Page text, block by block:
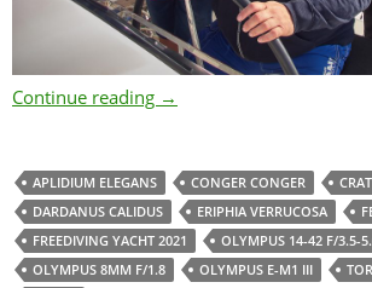
Continue reading Freediving Yacht 2021 –
→
APLIDIUM ELEGANS CONGER CONGER
DARDANUS CALIDUS
ERIPHIA VERRUCOSA
FREEDIVING YACHT 2021
OLYMPUS 14-42 F/3.5-
OLYMPUS 8MM F/1.8
OLYMPUS E-M1 III